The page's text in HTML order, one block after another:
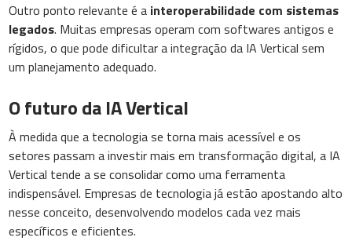
Outro ponto relevante é a interoperabilidade com sistemas
legados. Muitas empresas operam com softwares antigos e
rígidos, o que pode dificultar a integração da IA Vertical sem
um planejamento adequado.
O futuro da IA Vertical
À medida que a tecnologia se torna mais acessível e os
setores passam a investir mais em transformação digital, a IA
Vertical tende a se consolidar como uma ferramenta
indispensável. Empresas de tecnologia já estão apostando alto
nesse conceito, desenvolvendo modelos cada vez mais
específicos e eficientes.